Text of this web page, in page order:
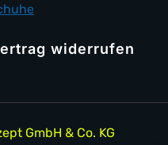
widerrufen
GmbH & Co. KG